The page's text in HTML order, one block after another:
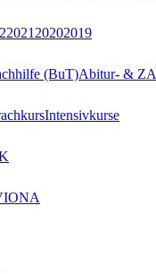
2021 20202019
(BuT)Abitur- &
Intensivkurse